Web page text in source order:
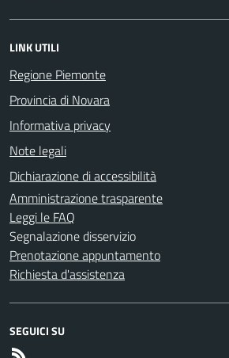
LINK UTILI
Regione Piemonte
Provincia di Novara
Informativa privacy
Note legali
Dichiarazione di accessibilità
Amministrazione trasparente
Leggi le FAQ
Segnalazione disservizio
Prenotazione appuntamento
Richiesta d'assistenza
SEGUICI SU